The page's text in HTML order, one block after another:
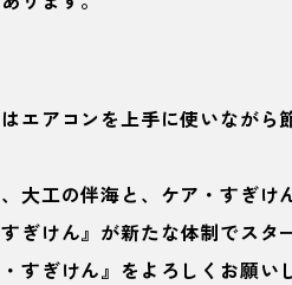
エアコンを上手に使いながら
大工の伴海と、ケア・すぎけ
ぎけん』が新たな体制でスタ
すぎけん』をよろしくお願い